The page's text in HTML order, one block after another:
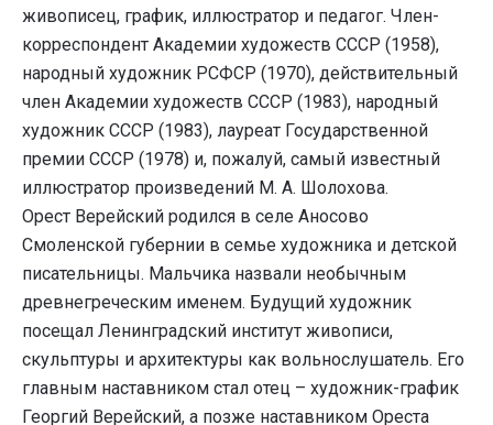
живописец, график, иллюстратор и педагог. Член-
корреспондент Академии художеств СССР (1958),
народный художник РСФСР (1970), действительный
член Академии художеств СССР (1983), народный
художник СССР (1983), лауреат Государственной
премии СССР (1978) и, пожалуй, самый известный
иллюстратор произведений М. А. Шолохова.
Орест Верейский родился в селе Аносово
Смоленской губернии в семье художника и детской
писательницы. Мальчика назвали необычным
древнегреческим именем. Будущий художник
посещал Ленинградский институт живописи,
скульптуры и архитектуры как вольнослушатель. Его
главным наставником стал отец – художник-график
Георгий Верейский, а позже наставником Ореста